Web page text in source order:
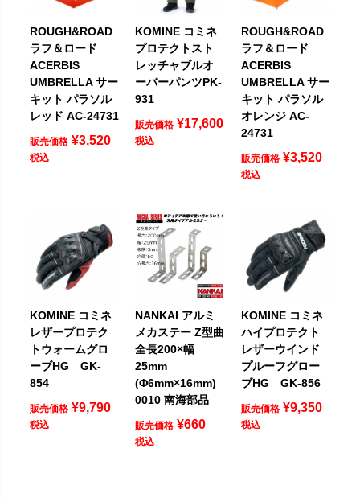
ROUGH&ROAD
ラフ＆ロード
ACERBIS
UMBRELLA サー
キット パラソル
レッド AC-24731
販売価格 ¥3,520
税込
KOMINE コミネ
プロテクトスト
レッチャブルオ
ーバーパンツPK-
931
販売価格 ¥17,600
税込
ROUGH&ROAD
ラフ＆ロード
ACERBIS
UMBRELLA サー
キット パラソル
オレンジ AC-
24731
販売価格 ¥3,520
税込
KOMINE コミネ
レザープロテク
トウォームグロ
ーブHG GK-
854
販売価格 ¥9,790
税込
NANKAI アルミ
メカステー Z型曲
全長200×幅
25mm
(Φ6mm×16mm)
0010 南海部品
販売価格 ¥660
税込
KOMINE コミネ
ハイプロテクト
レザーウインド
プルーフグロー
ブHG GK-856
販売価格 ¥9,350
税込